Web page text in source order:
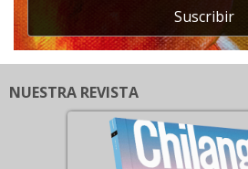
Suscribir
NUESTRA REVISTA